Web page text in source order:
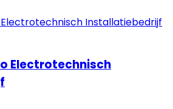
Electrotechnisch